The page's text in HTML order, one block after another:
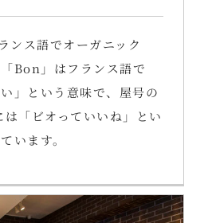
ンス語でオーガニック
「Bon」はフランス語で
」という意味で、屋号の
「ビオっていいね」とい
います。